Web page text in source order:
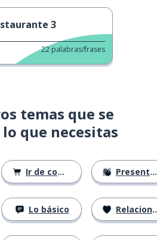
3
22 palabras/frases
temas que se
que necesitas
Ir de compras
Lo básico
Presentándose
Relaciones